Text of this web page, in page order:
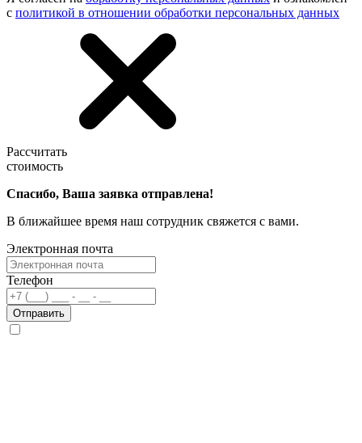
с политикой в отношении обработки персональных данных
Рассчитать
стоимость
Спасибо, Ваша заявка отправлена!
В ближайшее время наш сотрудник свяжется с вами.
Электронная почта
Телефон
Отправить